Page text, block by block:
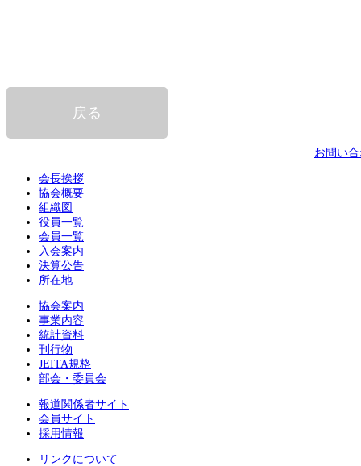
お問い
会長挨拶
協会概要
組織図
役員一覧
会員一覧
入会案内
決算公告
所在地
協会案内
事業内容
統計資料
刊行物
JEITA規格
部会・委員会
報道関係者サイト
会員サイト
採用情報
リンクについて